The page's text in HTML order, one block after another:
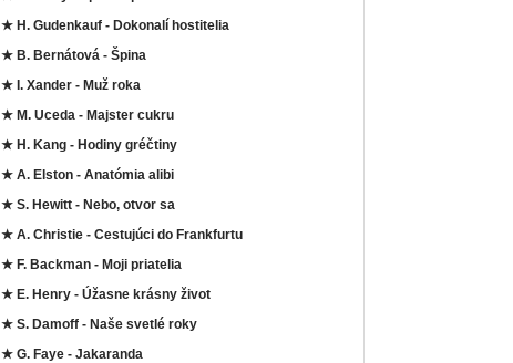
★ H. Gudenkauf - Dokonalí hostitelia
★ B. Bernátová - Špina
★ I. Xander - Muž roka
★ M. Uceda - Majster cukru
★ H. Kang - Hodiny gréčtiny
★ A. Elston - Anatómia alibi
★ S. Hewitt - Nebo, otvor sa
★ A. Christie - Cestujúci do Frankfurtu
★ F. Backman - Moji priatelia
★ E. Henry - Úžasne krásny život
★ S. Damoff - Naše svetlé roky
★ G. Faye - Jakaranda